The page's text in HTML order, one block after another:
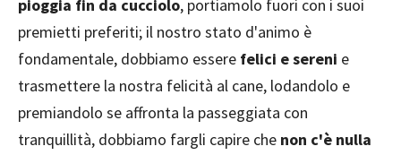
pioggia fin da cucciolo, portiamolo fuori con i suoi
premietti preferiti; il nostro stato d'animo è
fondamentale, dobbiamo essere felici e sereni e
trasmettere la nostra felicità al cane, lodandolo e
premiandolo se affronta la passeggiata con
tranquillità, dobbiamo fargli capire che non c'è nulla